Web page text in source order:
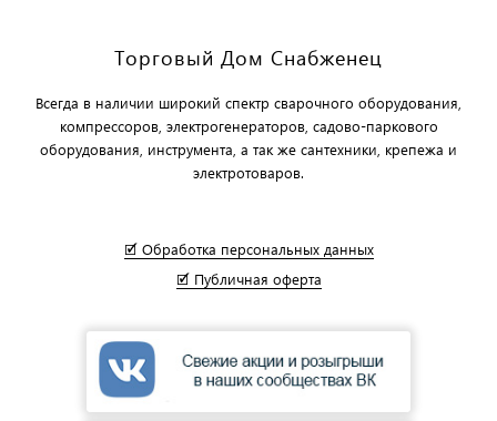
Торговый Дом Снабженец
Всегда в наличии широкий спектр сварочного оборудования,
компрессоров, электрогенераторов, садово-паркового
оборудования, инструмента, а так же сантехники, крепежа и
электротоваров.
🗹 Обработка персональных данных
🗹 Публичная оферта